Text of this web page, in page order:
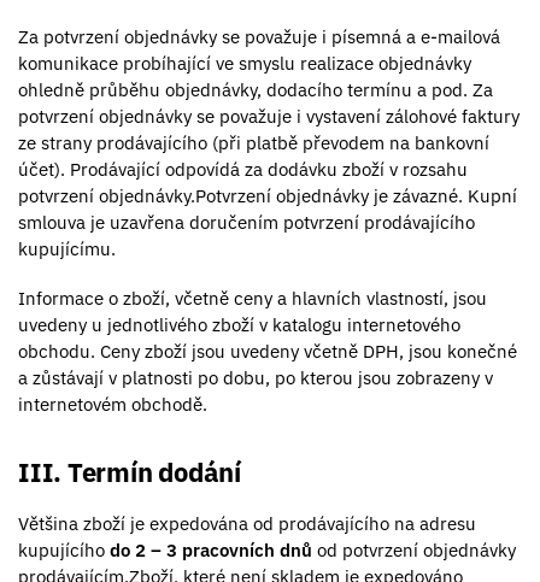
Za potvrzení objednávky se považuje i písemná a e-mailová
komunikace probíhající ve smyslu realizace objednávky
ohledně průběhu objednávky, dodacího termínu a pod. Za
potvrzení objednávky se považuje i vystavení zálohové faktury
ze strany prodávajícího (při platbě převodem na bankovní
účet). Prodávající odpovídá za dodávku zboží v rozsahu
potvrzení objednávky.Potvrzení objednávky je závazné. Kupní
smlouva je uzavřena doručením potvrzení prodávajícího
kupujícímu.
Informace o zboží, včetně ceny a hlavních vlastností, jsou
uvedeny u jednotlivého zboží v katalogu internetového
obchodu. Ceny zboží jsou uvedeny včetně DPH, jsou konečné
a zůstávají v platnosti po dobu, po kterou jsou zobrazeny v
internetovém obchodě.
III. Termín dodání
Většina zboží je expedována od prodávajícího na adresu
kupujícího do 2 – 3 pracovních dnů od potvrzení objednávky
prodávajícím.Zboží, které není skladem je expedováno